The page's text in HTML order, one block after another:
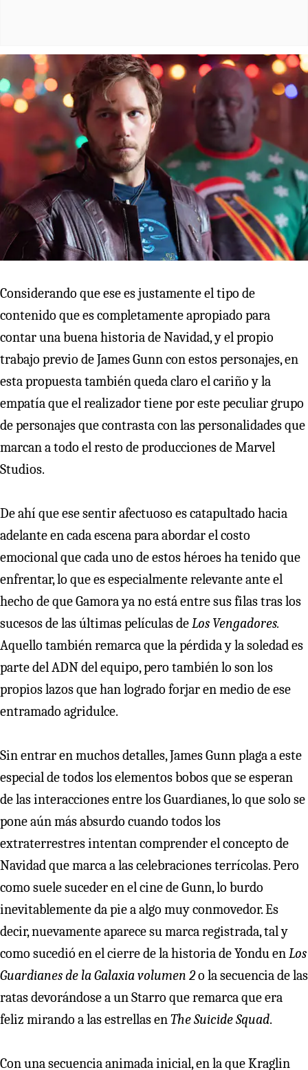
Considerando que ese es justamente el tipo de
contenido que es completamente apropiado para
contar una buena historia de Navidad, y el propio
trabajo previo de James Gunn con estos personajes, en
esta propuesta también queda claro el cariño y la
empatía que el realizador tiene por este peculiar grupo
de personajes que contrasta con las personalidades que
marcan a todo el resto de producciones de Marvel
Studios.
De ahí que ese sentir afectuoso es catapultado hacia
adelante en cada escena para abordar el costo
emocional que cada uno de estos héroes ha tenido que
enfrentar, lo que es especialmente relevante ante el
hecho de que Gamora ya no está entre sus filas tras los
sucesos de las últimas películas de Los Vengadores.
Aquello también remarca que la pérdida y la soledad es
parte del ADN del equipo, pero también lo son los
propios lazos que han logrado forjar en medio de ese
entramado agridulce.
Sin entrar en muchos detalles, James Gunn plaga a este
especial de todos los elementos bobos que se esperan
de las interacciones entre los Guardianes, lo que solo se
pone aún más absurdo cuando todos los
extraterrestres intentan comprender el concepto de
Navidad que marca a las celebraciones terrícolas. Pero
como suele suceder en el cine de Gunn, lo burdo
inevitablemente da pie a algo muy conmovedor. Es
decir, nuevamente aparece su marca registrada, tal y
como sucedió en el cierre de la historia de Yondu en Los
Guardianes de la Galaxia volumen 2o la secuencia de las
ratas devorándose a un Starro que remarca que era
feliz mirando a las estrellas en The Suicide Squad.
Con una secuencia animada inicial, en la que Kraglin